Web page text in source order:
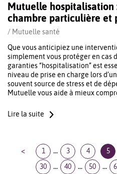
Mutuelle hospitalisation
chambre particulière et
/ Mutuelle santé
Que vous anticipiez une
simplement vous protéger en cas
garanties “hospitalisation” est
niveau de prise en charge lors
souvent source de stress et de
Mutuelle vous aide à mieux
Lire la suite
< 1 ... 3 4 5
30 ... 40 ... 50 ...